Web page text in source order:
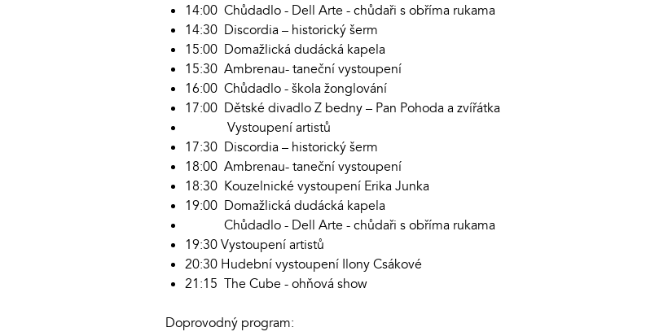
14:00 Chůdadlo - Dell Arte - chůdaři s obříma rukama
14:30 Discordia – historický šerm
15:00 Domažlická dudácká kapela
15:30 Ambrenau- taneční vystoupení
16:00 Chůdadlo - škola žonglování
17:00 Dětské divadlo Z bedny – Pan Pohoda a zvířátka
Vystoupení artistů
17:30 Discordia – historický šerm
18:00 Ambrenau- taneční vystoupení
18:30 Kouzelnické vystoupení Erika Junka
19:00 Domažlická dudácká kapela
Chůdadlo - Dell Arte - chůdaři s obříma rukama
19:30 Vystoupení artistů
20:30 Hudební vystoupení Ilony Csákové
21:15 The Cube - ohňová show
Doprovodný program: